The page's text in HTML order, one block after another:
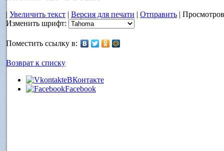
| Увеличить текст | Версия для печати | Отправить |
Изменить шрифт:
Поместить ссылку в:
Возврат к списку
ВКонтакте
Facebook